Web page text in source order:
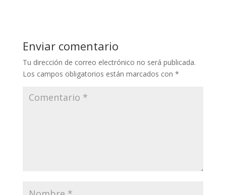
Enviar comentario
Tu dirección de correo electrónico no será publicada.
Los campos obligatorios están marcados con *